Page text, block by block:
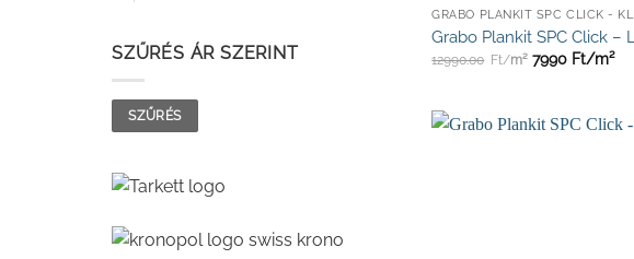
SZŰRÉS ÁR SZERINT
Min
Max
SZŰRÉS
Grabo Plankit SPC Click –
12990.00 Ft/m² 7990 Ft/m²